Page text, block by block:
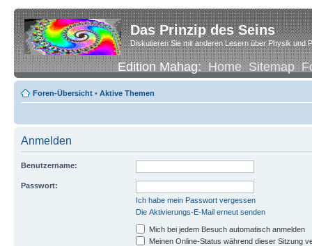
Das Prinzip des Seins
Diskutieren Sie mit anderen Lesern über Physik und
Edition Mahag:Home Sitemap
Foren-Übersicht • Aktive Themen
Anmelden
Benutzername:
Passwort:
Ich habe mein Passwort vergessen
Die Aktivierungs-E-Mail erneut senden
Mich bei jedem Besuch automatisch anmelden
Meinen Online-Status während dieser Sitzung